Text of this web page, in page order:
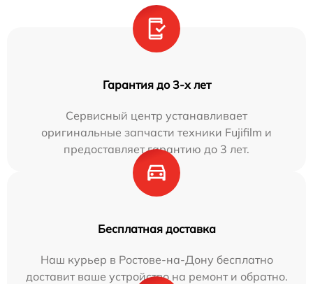
Гарантия до 3-х лет
Сервисный центр устанавливает
оригинальные запчасти техники Fujifilm и
предоставляет гарантию до 3 лет.
Бесплатная доставка
Наш курьер в Ростове-на-Дону бесплатно
доставит ваше устройство на ремонт и обратно.